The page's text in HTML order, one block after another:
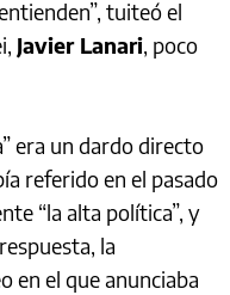
tuiteó el
Javier Lanari, poco
era un dardo directo
referido en el pasado
“la alta política”, y
la
en el que anunciaba